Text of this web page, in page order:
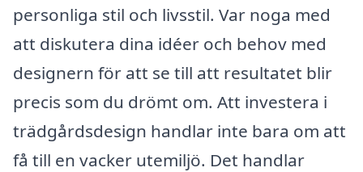
personliga stil och livsstil. Var noga med
att diskutera dina idéer och behov med
designern för att se till att resultatet blir
precis som du drömt om. Att investera i
trädgårdsdesign handlar inte bara om att
få till en vacker utemiljö. Det handlar